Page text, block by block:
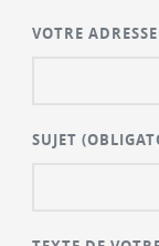
VOTRE
SUJET